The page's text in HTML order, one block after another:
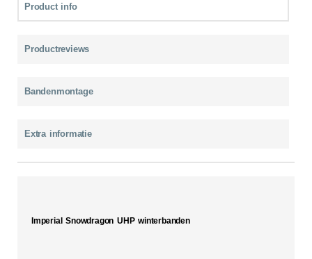
Product info
Productreviews
Bandenmontage
Extra informatie
Imperial Snowdragon UHP winterbanden